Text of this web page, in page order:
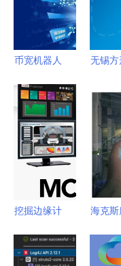
币宽机器人
APP软件开
发技术方案
无锡方
理软
与技
服务
挖掘边缘计
能 软件技
海克斯
9000